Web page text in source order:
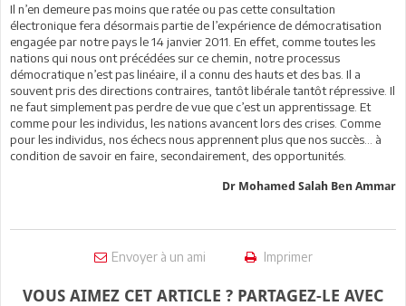
Il n’en demeure pas moins que ratée ou pas cette consultation
électronique fera désormais partie de l’expérience de démocratisation
engagée par notre pays le 14 janvier 2011. En effet, comme toutes les
nations qui nous ont précédées sur ce chemin, notre processus
démocratique n’est pas linéaire, il a connu des hauts et des bas. Il a
souvent pris des directions contraires, tantôt libérale tantôt répressive. Il
ne faut simplement pas perdre de vue que c’est un apprentissage. Et
comme pour les individus, les nations avancent lors des crises. Comme
pour les individus, nos échecs nous apprennent plus que nos succès… à
condition de savoir en faire, secondairement, des opportunités.
Dr Mohamed Salah Ben Ammar
Envoyer à un ami Imprimer
VOUS AIMEZ CET ARTICLE ? PARTAGEZ-LE AVEC